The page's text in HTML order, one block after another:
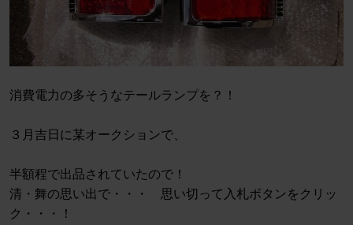
消費電力の多そうなテールランプを？！
３月吉日に某オークションで、
半額程で出品されていたので！
清・舞の思い出で・・・ 思い切って入札ボタンをクリッ
ク・・・！